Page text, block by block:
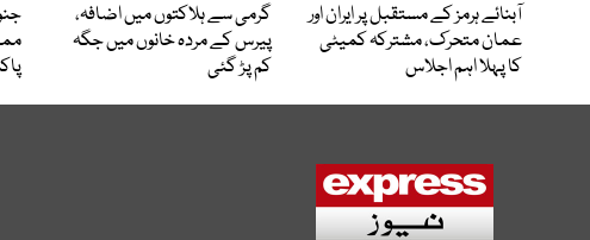
آبنائے ہرمز کے مستقبل پر ایران اور
عمان متحرک، مشترکہ کمیٹی
کا پہلا اہم اجلاس
گرمی سے ہلاکتوں میں اضافہ،
پیرس کے مردہ خانوں میں جگہ
کم پڑ گئی